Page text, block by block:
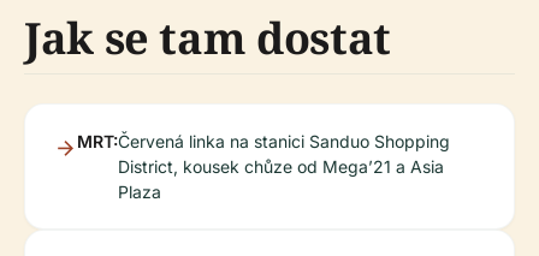
Jak se tam dostat
MRT:Červená linka na stanici Sanduo Shopping
District, kousek chůze od Mega’21 a Asia
Plaza